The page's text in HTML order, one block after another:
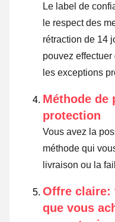
Le label de
le respect des
rétraction de 14
pouvez
les exceptions
Méthode de
protection
Vous avez la
méthode qui
livraison ou la
Offre claire:
que vous